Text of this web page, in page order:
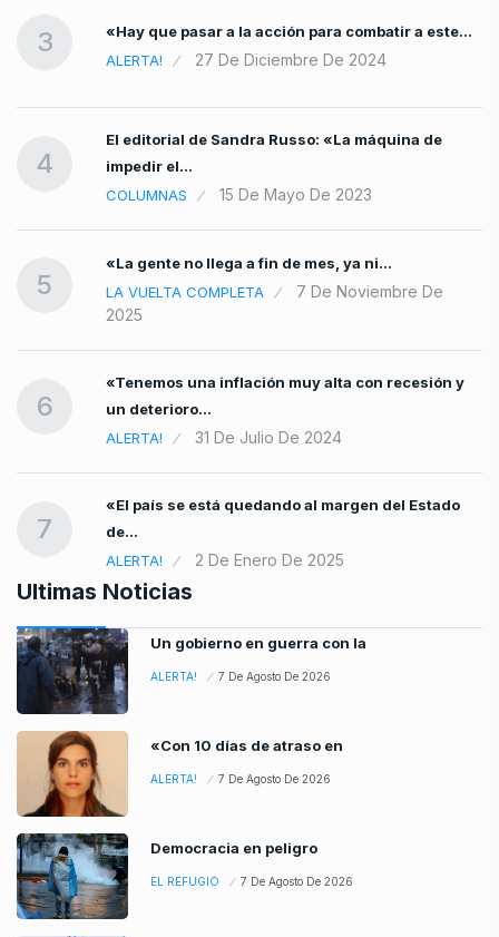
3
«Hay que pasar a la acción para combatir a este…
ALERTA!
27 De Diciembre De 2024
4
El editorial de Sandra Russo: «La máquina de
impedir el…
COLUMNAS
15 De Mayo De 2023
5
«La gente no llega a fin de mes, ya ni…
LA VUELTA COMPLETA
7 De Noviembre De
2025
6
«Tenemos una inflación muy alta con recesión y
un deterioro…
ALERTA!
31 De Julio De 2024
7
«El país se está quedando al margen del Estado
de…
ALERTA!
2 De Enero De 2025
Ultimas Noticias
Un gobierno en guerra con la
ALERTA! 7 De Agosto De 2026
«Con 10 días de atraso en
ALERTA! 7 De Agosto De 2026
Democracia en peligro
EL REFUGIO 7 De Agosto De 2026